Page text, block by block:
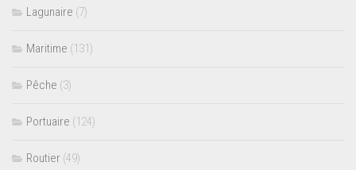
Lagunaire (7)
Maritime (131)
Pêche (3)
Portuaire (124)
Routier (49)